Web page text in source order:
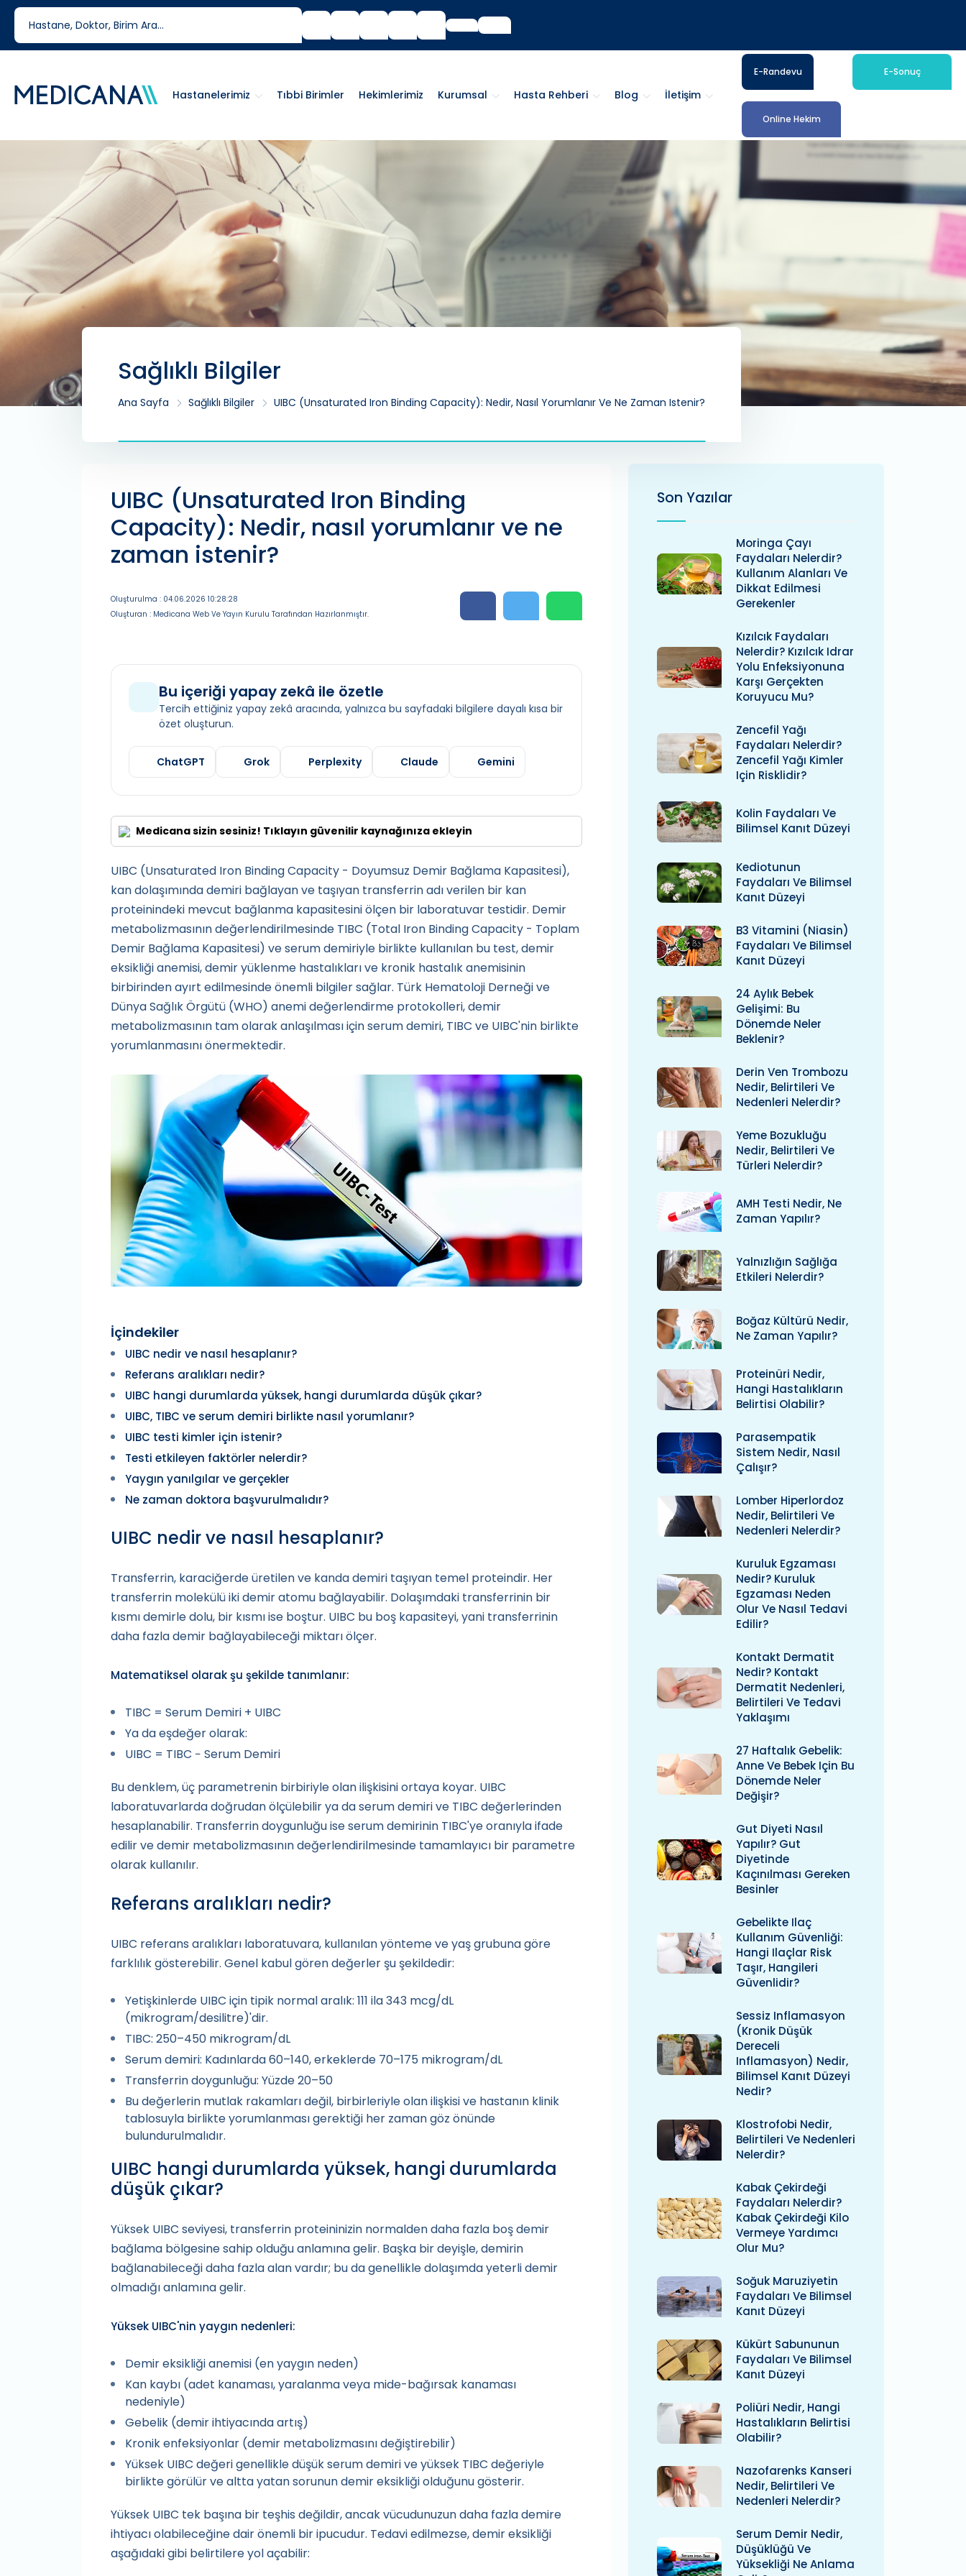
444 6 334
Tıbbi Birimler Hekimlerimiz Kurumsal Hasta Rehberi Blog İletişim
Hastanelerimiz
E-Randevu E-Sonuç
Online Hekim
Sağlıklı Bilgiler
Ana Sayfa Sağlıklı Bilgiler UIBC (Unsaturated Iron Binding Capacity): Nedir, Nasıl Yorumlanır Ve Ne Zaman Istenir?
UIBC (Unsaturated Iron Binding
Capacity): Nedir, nasıl yorumlanır ve ne
zaman istenir?
Oluşturulma : 04.06.2026 10:28:28
Oluşturan : Medicana Web Ve Yayın Kurulu Tarafından Hazırlanmıştır.
Bu içeriği yapay zekâ ile özetle
Tercih ettiğiniz yapay zekâ aracında, yalnızca bu sayfadaki bilgilere dayalı kısa bir
özet oluşturun.
ChatGPT Grok Perplexity Claude Gemini
Medicana sizin sesiniz! Tıklayın güvenilir kaynağınıza ekleyin
UIBC (Unsaturated Iron Binding Capacity - Doyumsuz Demir Bağlama Kapasitesi),
kan dolaşımında demiri bağlayan ve taşıyan transferrin adı verilen bir kan
proteinindeki mevcut bağlanma kapasitesini ölçen bir laboratuvar testidir. Demir
metabolizmasının değerlendirilmesinde TIBC (Total Iron Binding Capacity - Toplam
Demir Bağlama Kapasitesi) ve serum demiriyle birlikte kullanılan bu test, demir
eksikliği anemisi, demir yüklenme hastalıkları ve kronik hastalık anemisinin
birbirinden ayırt edilmesinde önemli bilgiler sağlar. Türk Hematoloji Derneği ve
Dünya Sağlık Örgütü (WHO) anemi değerlendirme protokolleri, demir
metabolizmasının tam olarak anlaşılması için serum demiri, TIBC ve UIBC'nin birlikte
yorumlanmasını önermektedir.
İçindekiler
UIBC nedir ve nasıl hesaplanır?
Referans aralıkları nedir?
UIBC hangi durumlarda yüksek, hangi durumlarda düşük çıkar?
UIBC, TIBC ve serum demiri birlikte nasıl yorumlanır?
UIBC testi kimler için istenir?
Testi etkileyen faktörler nelerdir?
Yaygın yanılgılar ve gerçekler
Ne zaman doktora başvurulmalıdır?
UIBC nedir ve nasıl hesaplanır?
Transferrin, karaciğerde üretilen ve kanda demiri taşıyan temel proteindir. Her
transferrin molekülü iki demir atomu bağlayabilir. Dolaşımdaki transferrinin bir
kısmı demirle dolu, bir kısmı ise boştur. UIBC bu boş kapasiteyi, yani transferrinin
daha fazla demir bağlayabileceği miktarı ölçer.
Matematiksel olarak şu şekilde tanımlanır:
TIBC = Serum Demiri + UIBC
Ya da eşdeğer olarak:
UIBC = TIBC − Serum Demiri
Bu denklem, üç parametrenin birbiriyle olan ilişkisini ortaya koyar. UIBC
laboratuvarlarda doğrudan ölçülebilir ya da serum demiri ve TIBC değerlerinden
hesaplanabilir. Transferrin doygunluğu ise serum demirinin TIBC'ye oranıyla ifade
edilir ve demir metabolizmasının değerlendirilmesinde tamamlayıcı bir parametre
olarak kullanılır.
Referans aralıkları nedir?
UIBC referans aralıkları laboratuvara, kullanılan yönteme ve yaş grubuna göre
farklılık gösterebilir. Genel kabul gören değerler şu şekildedir:
Yetişkinlerde UIBC için tipik normal aralık: 111 ila 343 mcg/dL
(mikrogram/desilitre)'dir.
TIBC: 250–450 mikrogram/dL
Serum demiri: Kadınlarda 60–140, erkeklerde 70–175 mikrogram/dL
Transferrin doygunluğu: Yüzde 20–50
Bu değerlerin mutlak rakamları değil, birbirleriyle olan ilişkisi ve hastanın klinik
tablosuyla birlikte yorumlanması gerektiği her zaman göz önünde
bulundurulmalıdır.
UIBC hangi durumlarda yüksek, hangi durumlarda
düşük çıkar?
Yüksek UIBC seviyesi, transferrin proteininizin normalden daha fazla boş demir
bağlama bölgesine sahip olduğu anlamına gelir. Başka bir deyişle, demirin
bağlanabileceği daha fazla alan vardır; bu da genellikle dolaşımda yeterli demir
olmadığı anlamına gelir.
Yüksek UIBC'nin yaygın nedenleri:
Demir eksikliği anemisi (en yaygın neden)
Kan kaybı (adet kanaması, yaralanma veya mide-bağırsak kanaması
nedeniyle)
Gebelik (demir ihtiyacında artış)
Kronik enfeksiyonlar (demir metabolizmasını değiştirebilir)
Yüksek UIBC değeri genellikle düşük serum demiri ve yüksek TIBC değeriyle
birlikte görülür ve altta yatan sorunun demir eksikliği olduğunu gösterir.
Yüksek UIBC tek başına bir teşhis değildir, ancak vücudunuzun daha fazla demire
ihtiyacı olabileceğine dair önemli bir ipucudur. Tedavi edilmezse, demir eksikliği
aşağıdaki gibi belirtilere yol açabilir:
Son Yazılar
Moringa Çayı
Faydaları Nelerdir?
Kullanım Alanları Ve
Dikkat Edilmesi
Gerekenler
Kızılcık Faydaları
Nelerdir? Kızılcık Idrar
Yolu Enfeksiyonuna
Karşı Gerçekten
Koruyucu Mu?
Zencefil Yağı
Faydaları Nelerdir?
Zencefil Yağı Kimler
Için Risklidir?
Kolin Faydaları Ve
Bilimsel Kanıt Düzeyi
Kediotunun
Faydaları Ve Bilimsel
Kanıt Düzeyi
B3 Vitamini (niasin)
Faydaları Ve Bilimsel
Kanıt Düzeyi
24 Aylık Bebek
Gelişimi: Bu
Dönemde Neler
Beklenir?
Derin Ven Trombozu
Nedir, Belirtileri Ve
Nedenleri Nelerdir?
Yeme Bozukluğu
Nedir, Belirtileri Ve
Türleri Nelerdir?
AMH Testi Nedir, Ne
Zaman Yapılır?
Yalnızlığın Sağlığa
Etkileri Nelerdir?
Boğaz Kültürü Nedir,
Ne Zaman Yapılır?
Proteinüri Nedir,
Hangi Hastalıkların
Belirtisi Olabilir?
Parasempatik
Sistem Nedir, Nasıl
Çalışır?
Lomber Hiperlordoz
Nedir, Belirtileri Ve
Nedenleri Nelerdir?
Kuruluk Egzaması
Nedir? Kuruluk
Egzaması Neden
Olur Ve Nasıl Tedavi
Edilir?
Kontakt Dermatit
Nedir? Kontakt
Dermatit Nedenleri,
Belirtileri Ve Tedavi
Yaklaşımı
27 Haftalık Gebelik:
Anne Ve Bebek Için Bu
Dönemde Neler
Değişir?
Gut Diyeti Nasıl
Yapılır? Gut
Diyetinde
Kaçınılması Gereken
Besinler
Gebelikte Ilaç
Kullanım Güvenliği:
Hangi Ilaçlar Risk
Taşır, Hangileri
Güvenlidir?
Sessiz Inflamasyon
(kronik Düşük
Dereceli
Inflamasyon) Nedir,
Bilimsel Kanıt Düzeyi
Nedir?
Klostrofobi Nedir,
Belirtileri Ve Nedenleri
Nelerdir?
Kabak Çekirdeği
Faydaları Nelerdir?
Kabak Çekirdeği Kilo
Vermeye Yardımcı
Olur Mu?
Soğuk Maruziyetin
Faydaları Ve Bilimsel
Kanıt Düzeyi
Kükürt Sabununun
Faydaları Ve Bilimsel
Kanıt Düzeyi
Poliüri Nedir, Hangi
Hastalıkların Belirtisi
Olabilir?
Nazofarenks Kanseri
Nedir, Belirtileri Ve
Nedenleri Nelerdir?
Serum Demir Nedir,
Düşüklüğü Ve
Yüksekliği Ne Anlama